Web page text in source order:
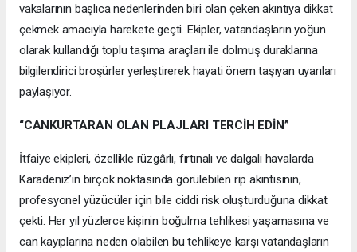
vakalarının başlıca nedenlerinden biri olan çeken akıntıya dikkat
çekmek amacıyla harekete geçti. Ekipler, vatandaşların yoğun
olarak kullandığı toplu taşıma araçları ile dolmuş duraklarına
bilgilendirici broşürler yerleştirerek hayati önem taşıyan uyarıları
paylaşıyor.
“CANKURTARAN OLAN PLAJLARI TERCİH EDİN”
İtfaiye ekipleri, özellikle rüzgârlı, fırtınalı ve dalgalı havalarda
Karadeniz’in birçok noktasında görülebilen rip akıntısının,
profesyonel yüzücüler için bile ciddi risk oluşturduğuna dikkat
çekti. Her yıl yüzlerce kişinin boğulma tehlikesi yaşamasına ve
can kayıplarına neden olabilen bu tehlikeye karşı vatandaşların